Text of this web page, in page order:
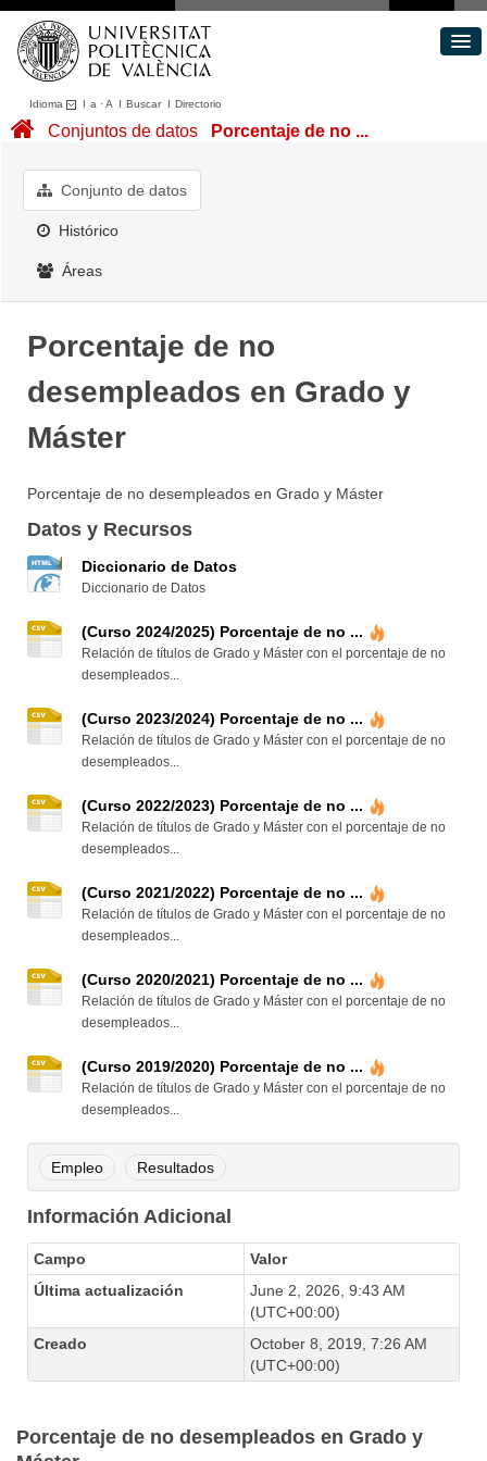
Idioma I a ·A I BuscarI Directorio
Conjuntos de datos
Acerca de
Conjuntos de datos Porcentaje de no ...
Conjunto de datos
Histórico
Áreas
Porcentaje de no
desempleados en Grado y
Máster
Porcentaje de no desempleados en Grado y Máster
Datos y Recursos
Diccionario de Datos
Diccionario de Datos
(Curso 2024/2025) Porcentaje de no ...
Relación de títulos de Grado y Máster con el porcentaje de no
desempleados...
(Curso 2023/2024) Porcentaje de no ...
Relación de títulos de Grado y Máster con el porcentaje de no
desempleados...
(Curso 2022/2023) Porcentaje de no ...
Relación de títulos de Grado y Máster con el porcentaje de no
desempleados...
(Curso 2021/2022) Porcentaje de no ...
Relación de títulos de Grado y Máster con el porcentaje de no
desempleados...
(Curso 2020/2021) Porcentaje de no ...
Relación de títulos de Grado y Máster con el porcentaje de no
desempleados...
(Curso 2019/2020) Porcentaje de no ...
Relación de títulos de Grado y Máster con el porcentaje de no
desempleados...
Empleo Resultados
Información Adicional
Campo
Valor
Última actualización
June 2, 2026, 9:43 AM
(UTC+00:00)
Creado
October 8, 2019, 7:26 AM
(UTC+00:00)
Porcentaje de no desempleados en Grado y